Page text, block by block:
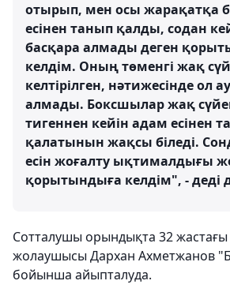
отырып, мен осы жарақатқа
есінен танып қалды, содан
басқара алмады деген
келдім. Оның төменгі жақ
келтірілген, нәтижесінде ол
алмады. Боксшылар жақ
тигеннен кейін адам есінен
қалатынын жақсы біледі.
есін жоғалту ықтималдығы
қорытындыға келдім", - деді
Сотталушы орындықта 32 жастағы
жолаушысы Дархан Ахметжанов
бойынша айыпталуда.